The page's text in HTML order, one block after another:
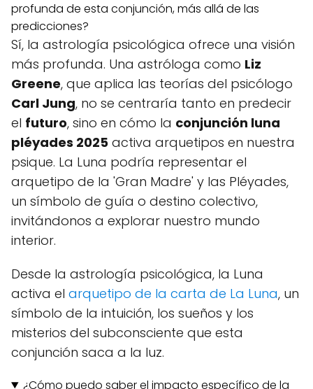
profunda de esta conjunción, más allá de las
predicciones?
Sí, la astrología psicológica ofrece una visión
más profunda. Una astróloga como Liz
Greene, que aplica las teorías del psicólogo
Carl Jung, no se centraría tanto en predecir
el futuro, sino en cómo la conjunción luna
pléyades 2025 activa arquetipos en nuestra
psique. La Luna podría representar el
arquetipo de la 'Gran Madre' y las Pléyades,
un símbolo de guía o destino colectivo,
invitándonos a explorar nuestro mundo
interior.
Desde la astrología psicológica, la Luna
activa el arquetipo de la carta de La Luna, un
símbolo de la intuición, los sueños y los
misterios del subconsciente que esta
conjunción saca a la luz.
¿Cómo puedo saber el impacto específico de la